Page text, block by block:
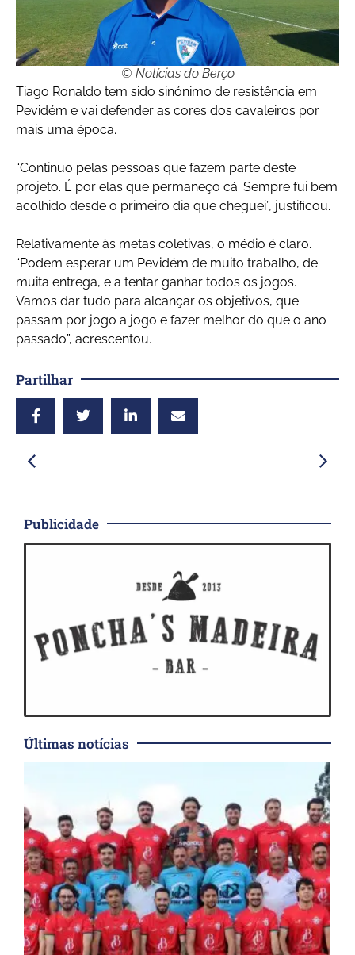
© Notícias do Berço
Tiago Ronaldo tem sido sinónimo de resistência em
Pevidém e vai defender as cores dos cavaleiros por
mais uma época.
“Continuo pelas pessoas que fazem parte deste
projeto. É por elas que permaneço cá. Sempre fui bem
acolhido desde o primeiro dia que cheguei”, justificou.
Relativamente às metas coletivas, o médio é claro.
“Podem esperar um Pevidém de muito trabalho, de
muita entrega, e a tentar ganhar todos os jogos.
Vamos dar tudo para alcançar os objetivos, que
passam por jogo a jogo e fazer melhor do que o ano
passado”, acrescentou.
Partilhar
Publicidade
Últimas notícias